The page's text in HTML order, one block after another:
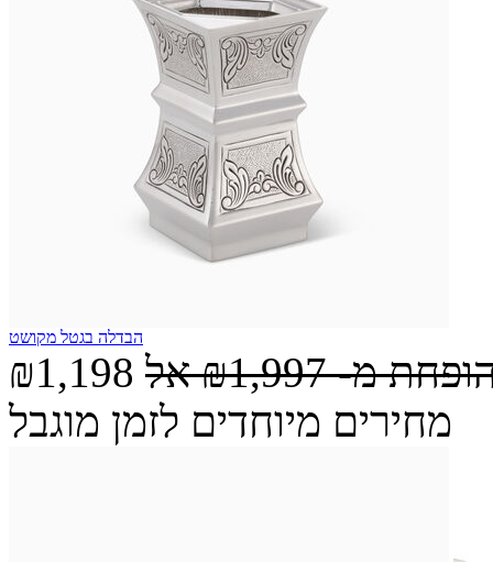
הבדלה בגטל מקושט
₪1,198 מ-₪1,997 אל
מחירים מיוחדים לזמן מוגבל